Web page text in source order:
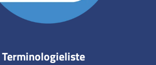
Terminologieliste